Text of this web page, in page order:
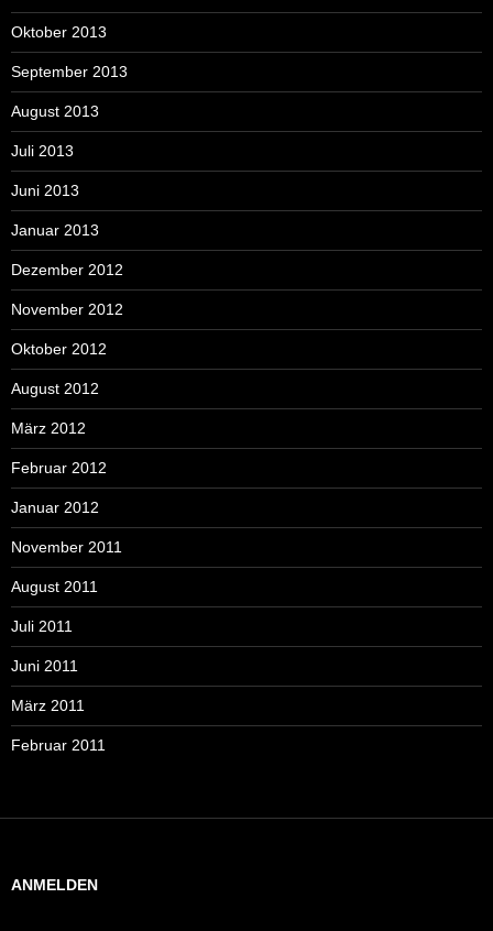
Oktober 2013
September 2013
August 2013
Juli 2013
Juni 2013
Januar 2013
Dezember 2012
November 2012
Oktober 2012
August 2012
März 2012
Februar 2012
Januar 2012
November 2011
August 2011
Juli 2011
Juni 2011
März 2011
Februar 2011
ANMELDEN